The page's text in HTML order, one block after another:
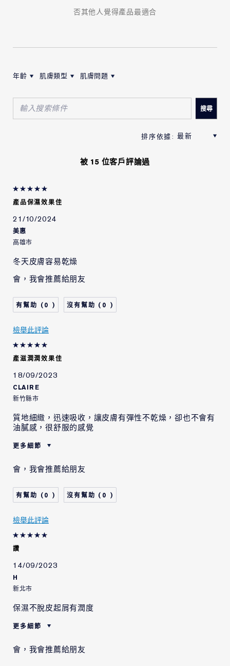
否其他人覺得產品最適合
年齡
肌膚類型
肌膚問題
被 15 位客戶評論過
產品保濕效果佳
21/10/2024
美惠
高雄市
冬天皮膚容易乾燥
會，我會推薦給朋友
0 0
檢舉此評論
產滋潤潤效果佳
18/09/2023
CLAIRE
新竹縣市
質地細緻，迅速吸收，讓皮膚有彈性不乾燥，卻也不會有
油膩感，很舒服的感覺
更多細節
肌膚問題
美白淡斑/防曬
會，我會推薦給朋友
0 0
檢舉此評論
讚
14/09/2023
H
新北市
保濕不脫皮起屑有潤度
更多細節
肌膚問題
拉提/緊緻
會，我會推薦給朋友